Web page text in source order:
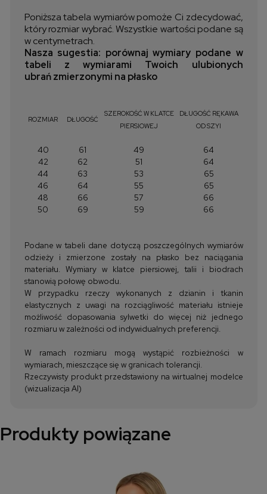
Poniższa tabela wymiarów pomoże Ci zdecydować,
który rozmiar wybrać. Wszystkie wartości podane są
w centymetrach.
Nasza sugestia: porównaj wymiary podane w
tabeli z wymiarami Twoich ulubionych
ubrań zmierzonymi na płasko
ROZMIAR DŁUGOŚĆ
SZEROKOŚĆ W KLATCE
PIERSIOWEJ
DŁUGOŚĆ RĘKAWA
OD SZYI
40 61 49
64
42
62 51
64
44
63 53
65
46
64 55
65
48
66 57
66
50
69 59 66
Podane w tabeli dane dotyczą poszczególnych wymiarów
odzieży i zmierzone zostały na płasko bez naciągania
materiału. Wymiary w klatce piersiowej, talii i biodrach
stanowią połowę obwodu.
W przypadku rzeczy wykonanych z dzianin i tkanin
elastycznych z uwagi na rozciągliwość materiału istnieje
możliwość dopasowania sylwetki do więcej niż jednego
rozmiaru w zależności od indywidualnych preferencji.
W ramach rozmiaru mogą wystąpić rozbieżności w
wymiarach, mieszczące się w granicach tolerancji.
Rzeczywisty produkt przedstawiony na wirtualnej modelce
(wizualizacja AI)
Produkty powiązane